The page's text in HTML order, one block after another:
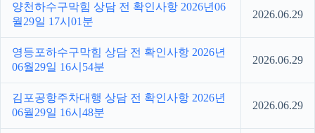
양천하수구막힘 상담 전 확인사항 2026년06
월29일 17시01분
2026.06.29
영등포하수구막힘 상담 전 확인사항 2026년
06월29일 16시54분
2026.06.29
김포공항주차대행 상담 전 확인사항 2026년
06월29일 16시48분
2026.06.29